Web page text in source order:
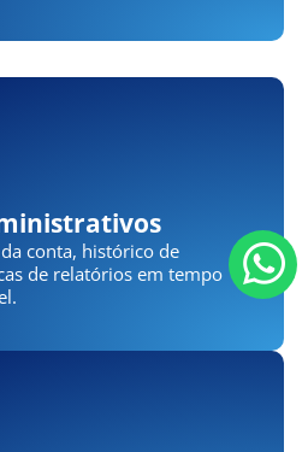
conta, histórico de
de relatórios em tempo